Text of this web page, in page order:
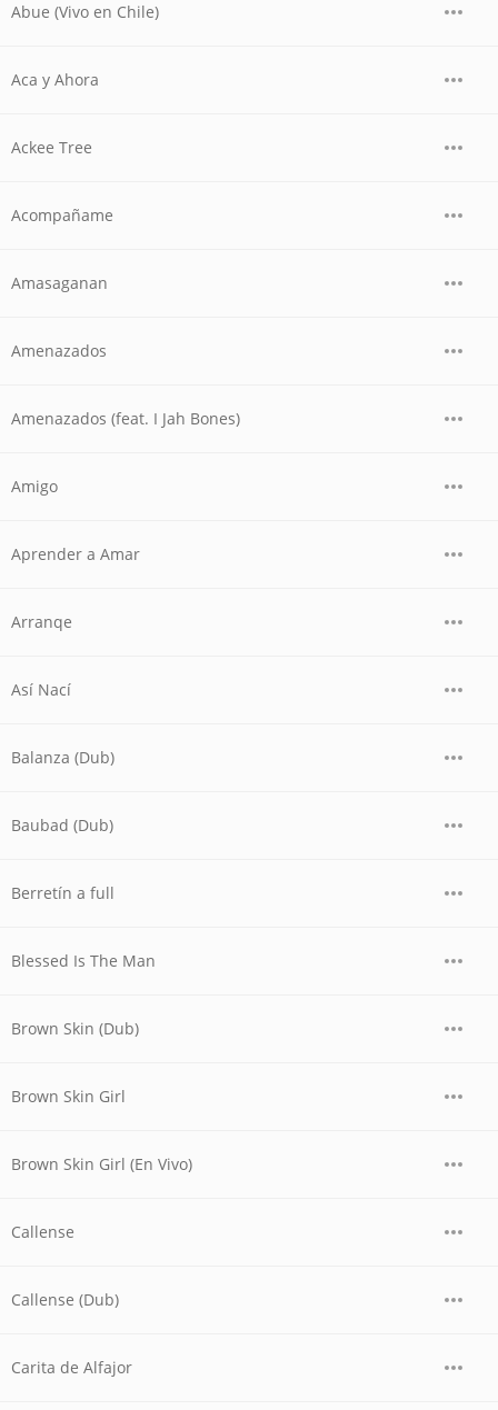
Abue (Vivo en Chile)
Aca y Ahora
Ackee Tree
Acompañame
Amasaganan
Amenazados
Amenazados (feat. I Jah Bones)
Amigo
Aprender a Amar
Arranqe
Así Nací
Balanza (Dub)
Baubad (Dub)
Berretín a full
Blessed Is The Man
Brown Skin (Dub)
Brown Skin Girl
Brown Skin Girl (En Vivo)
Callense
Callense (Dub)
Carita de Alfajor